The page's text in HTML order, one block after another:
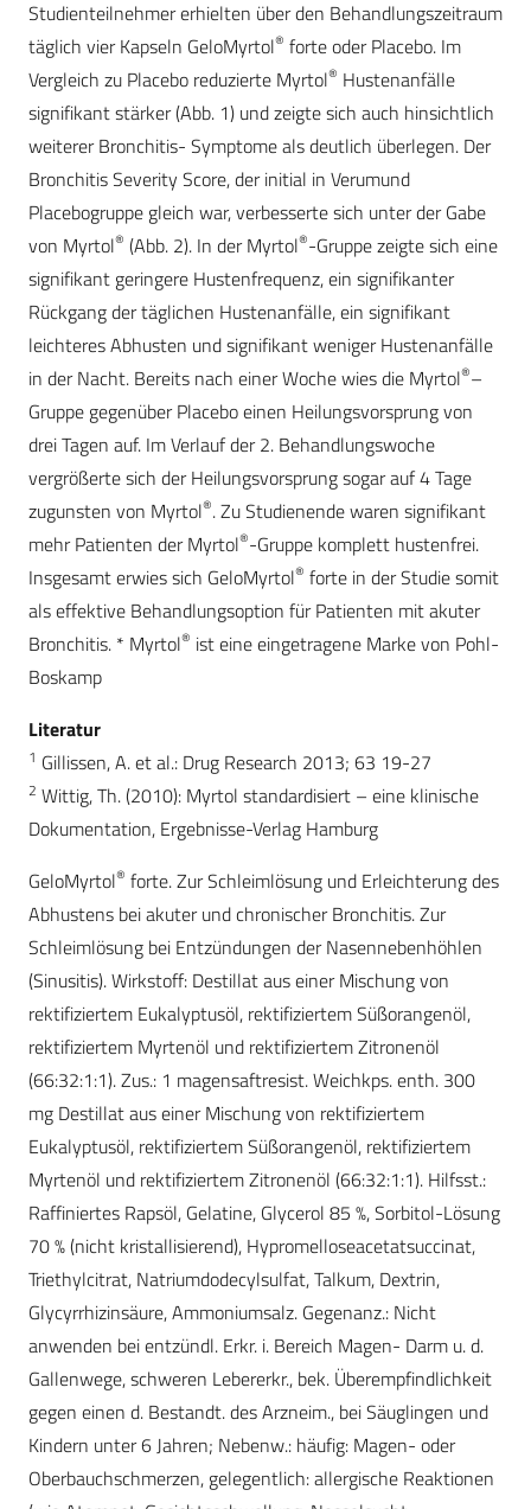
Studienteilnehmer erhielten über den Behandlungszeitraum
täglich vier Kapseln GeloMyrtol® forte oder Placebo. Im
Vergleich zu Placebo reduzierte Myrtol® Hustenanfälle
signifikant stärker (Abb. 1) und zeigte sich auch hinsichtlich
weiterer Bronchitis- Symptome als deutlich überlegen. Der
Bronchitis Severity Score, der initial in Verumund
Placebogruppe gleich war, verbesserte sich unter der Gabe
von Myrtol® (Abb. 2). In der Myrtol®-Gruppe zeigte sich eine
signifikant geringere Hustenfrequenz, ein signifikanter
Rückgang der täglichen Hustenanfälle, ein signifikant
leichteres Abhusten und signifikant weniger Hustenanfälle
in der Nacht. Bereits nach einer Woche wies die Myrtol®–
Gruppe gegenüber Placebo einen Heilungsvorsprung von
drei Tagen auf. Im Verlauf der 2. Behandlungswoche
vergrößerte sich der Heilungsvorsprung sogar auf 4 Tage
zugunsten von Myrtol®. Zu Studienende waren signifikant
mehr Patienten der Myrtol®-Gruppe komplett hustenfrei.
Insgesamt erwies sich GeloMyrtol® forte in der Studie somit
als effektive Behandlungsoption für Patienten mit akuter
Bronchitis. * Myrtol® ist eine eingetragene Marke von Pohl-
Boskamp
Literatur
1 Gillissen, A. et al.: Drug Research 2013; 63 19-27
2 Wittig, Th. (2010): Myrtol standardisiert – eine klinische
Dokumentation, Ergebnisse-Verlag Hamburg
GeloMyrtol® forte. Zur Schleimlösung und Erleichterung des
Abhustens bei akuter und chronischer Bronchitis. Zur
Schleimlösung bei Entzündungen der Nasennebenhöhlen
(Sinusitis). Wirkstoff: Destillat aus einer Mischung von
rektifiziertem Eukalyptusöl, rektifiziertem Süßorangenöl,
rektifiziertem Myrtenöl und rektifiziertem Zitronenöl
(66:32:1:1). Zus.: 1 magensaftresist. Weichkps. enth. 300
mg Destillat aus einer Mischung von rektifiziertem
Eukalyptusöl, rektifiziertem Süßorangenöl, rektifiziertem
Myrtenöl und rektifiziertem Zitronenöl (66:32:1:1). Hilfsst.:
Raffiniertes Rapsöl, Gelatine, Glycerol 85 %, Sorbitol-Lösung
70 % (nicht kristallisierend), Hypromelloseacetatsuccinat,
Triethylcitrat, Natriumdodecylsulfat, Talkum, Dextrin,
Glycyrrhizinsäure, Ammoniumsalz. Gegenanz.: Nicht
anwenden bei entzündl. Erkr. i. Bereich Magen- Darm u. d.
Gallenwege, schweren Lebererkr., bek. Überempfindlichkeit
gegen einen d. Bestandt. des Arzneim., bei Säuglingen und
Kindern unter 6 Jahren; Nebenw.: häufig: Magen- oder
Oberbauchschmerzen, gelegentlich: allergische Reaktionen